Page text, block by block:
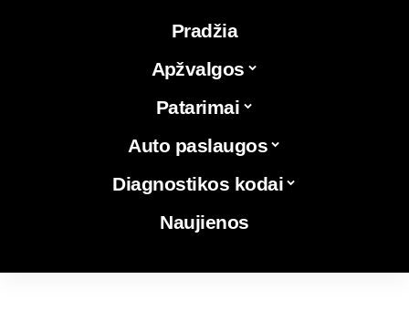
Pradžia
Apžvalgos
Patarimai
Auto paslaugos
Diagnostikos kodai
Naujienos